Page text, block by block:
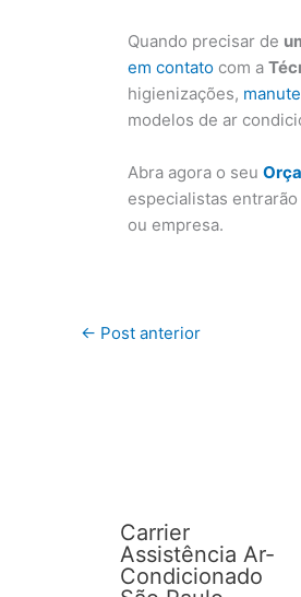
Quando precisar de
em contato com a
higienizações,
modelos de ar
Abra agora o seu
especialistas
ou empresa.
← Post anterior
Carrier
Assistência Ar-
Condicionado